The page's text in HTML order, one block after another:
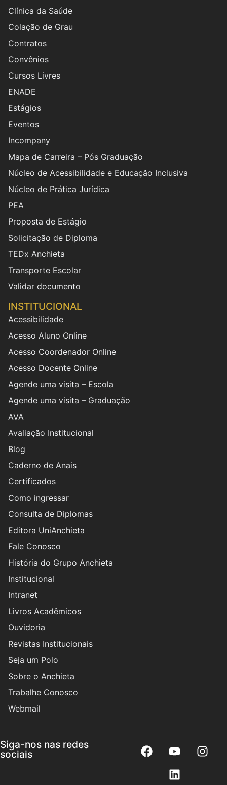
Clínica da Saúde
Colação de Grau
Contratos
Convênios
Cursos Livres
ENADE
Estágios
Eventos
Incompany
Mapa de Carreira – Pós Graduação
Núcleo de Acessibilidade e Educação Inclusiva
Núcleo de Prática Jurídica
PEA
Proposta de Estágio
Solicitação de Diploma
TEDx Anchieta
Transporte Escolar
Validar documento
INSTITUCIONAL
Acessibilidade
Acesso Aluno Online
Acesso Coordenador Online
Acesso Docente Online
Agende uma visita – Escola
Agende uma visita – Graduação
AVA
Avaliação Institucional
Blog
Caderno de Anais
Certificados
Como ingressar
Consulta de Diplomas
Editora UniAnchieta
Fale Conosco
História do Grupo Anchieta
Institucional
Intranet
Livros Acadêmicos
Ouvidoria
Revistas Institucionais
Seja um Polo
Sobre o Anchieta
Trabalhe Conosco
Webmail
Siga-nos nas redes
sociais